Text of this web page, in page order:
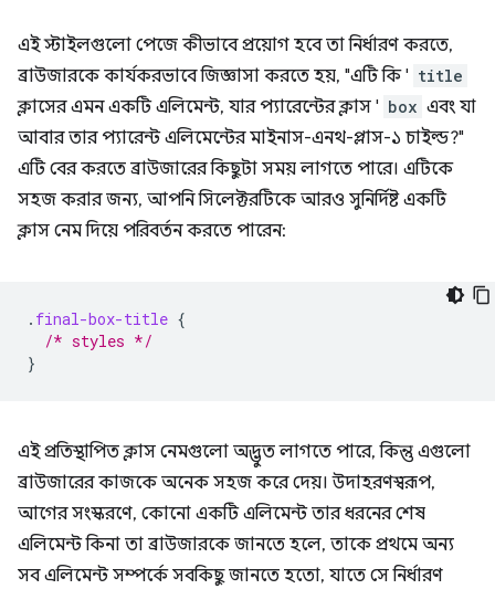
এই স্টাইলগুলো পেজে কীভাবে প্রয়োগ হবে তা নির্ধারণ করতে,
ব্রাউজারকে কার্যকরভাবে জিজ্ঞাসা করতে হয়, "এটি কি ' title
ক্লাসের এমন একটি এলিমেন্ট, যার প্যারেন্টের ক্লাস ' box এবং যা
আবার তার প্যারেন্ট এলিমেন্টের মাইনাস-এনথ-প্লাস-১ চাইল্ড?"
এটি বের করতে ব্রাউজারের কিছুটা সময় লাগতে পারে। এটিকে
সহজ করার জন্য, আপনি সিলেক্টরটিকে আরও সুনির্দিষ্ট একটি
ক্লাস নেম দিয়ে পরিবর্তন করতে পারেন:
. final-box-title {
/* styles */
}
এই প্রতিস্থাপিত ক্লাস নেমগুলো অদ্ভুত লাগতে পারে, কিন্তু এগুলো
ব্রাউজারের কাজকে অনেক সহজ করে দেয়। উদাহরণস্বরূপ,
আগের সংস্করণে, কোনো একটি এলিমেন্ট তার ধরনের শেষ
এলিমেন্ট কিনা তা ব্রাউজারকে জানতে হলে, তাকে প্রথমে অন্য
সব এলিমেন্ট সম্পর্কে সবকিছু জানতে হতো, যাতে সে নির্ধারণ